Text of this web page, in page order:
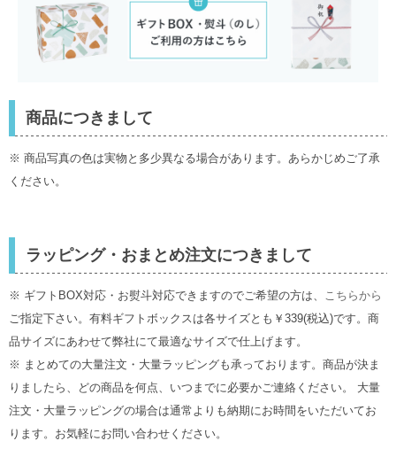
商品につきまして
※ 商品写真の色は実物と多少異なる場合があります。あらかじめご了承
ください。
ラッピング・おまとめ注文につきまして
※ ギフトBOX対応・お熨斗対応できますのでご希望の方は、 こちらから
ご指定下さい。有料ギフトボックスは各サイズとも￥339(税込)です。商
品サイズにあわせて弊社にて最適なサイズで仕上げます。
※ まとめての大量注文・大量ラッピングも承っております。商品が決ま
りましたら、どの商品を何点、いつまでに必要かご連絡ください。 大量
注文・大量ラッピングの場合は通常よりも納期にお時間をいただいてお
ります。お気軽にお問い合わせください。